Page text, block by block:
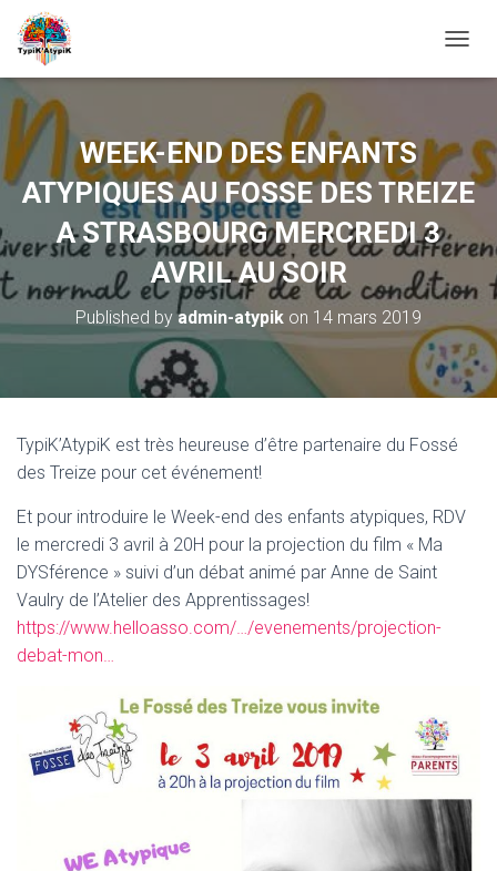
U
I
R
/
F
R
E
L
A
N
A
I
WEEK-END DES ENFANTS
ATYPIQUES AU FOSSE DES TREIZE
A STRASBOURG MERCREDI 3
AVRIL AU SOIR
Published byadmin-atypik on 14 mars 2019
TypiK’AtypiK est très heureuse d’être partenaire du Fossé
des Treize pour cet événement!
Et pour introduire le Week-end des enfants atypiques, RDV
le mercredi 3 avril à 20H pour la projection du film « Ma
DYSférence » suivi d’un débat animé par Anne de Saint
Vaulry de l’Atelier des Apprentissages!
https://www.helloasso.com/…/evenements/projection-
debat-mon…